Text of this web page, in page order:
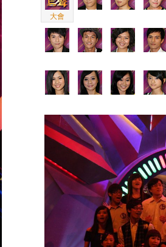
大會